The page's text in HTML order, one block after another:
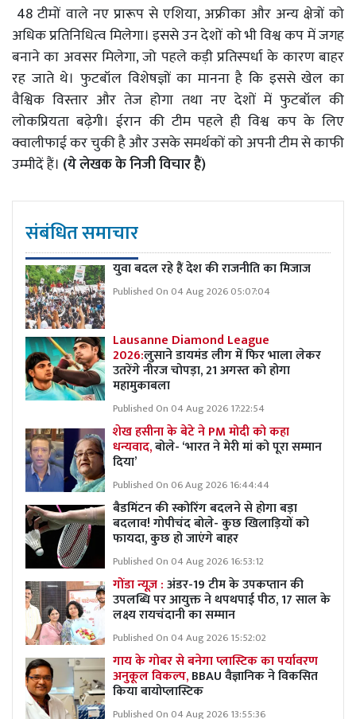
48 टीमों वाले नए प्रारूप से एशिया, अफ्रीका और अन्य क्षेत्रों को
अधिक प्रतिनिधित्व मिलेगा। इससे उन देशों को भी विश्व कप में जगह
बनाने का अवसर मिलेगा, जो पहले कड़ी प्रतिस्पर्धा के कारण बाहर
रह जाते थे। फुटबॉल विशेषज्ञों का मानना है कि इससे खेल का
वैश्विक विस्तार और तेज होगा तथा नए देशों में फुटबॉल की
लोकप्रियता बढ़ेगी। ईरान की टीम पहले ही विश्व कप के लिए
क्वालीफाई कर चुकी है और उसके समर्थकों को अपनी टीम से काफी
उम्मीदें हैं। (ये लेखक के निजी विचार हैं)
संबंधित समाचार
युवा बदल रहे हैं देश की राजनीति का मिजाज
Published On 04 Aug 2026 05:07:04
Lausanne Diamond League
2026:लुसाने डायमंड लीग में फिर भाला लेकर
उतरेंगे नीरज चोपड़ा, 21 अगस्त को होगा
महामुकाबला
Published On 04 Aug 2026 17:22:54
शेख हसीना के बेटे ने PM मोदी को कहा
धन्यवाद,बोले- ‘भारत ने मेरी मां को पूरा सम्मान
दिया’
Published On 06 Aug 2026 16:44:44
बैडमिंटन की स्कोरिंग बदलने से होगा बड़ा
बदलाव! गोपीचंद बोले- कुछ खिलाड़ियों को
फायदा, कुछ हो जाएंगे बाहर
Published On 04 Aug 2026 16:53:12
गोंडा न्यूज़ :अंडर-19 टीम के उपकप्तान की
उपलब्धि पर आयुक्त ने थपथपाई पीठ, 17 साल के
लक्ष्य रायचंदानी का सम्मान
Published On 04 Aug 2026 15:52:02
गाय के गोबर से बनेगा प्लास्टिक का पर्यावरण
अनुकूल विकल्प,BBAU वैज्ञानिक ने विकसित
किया बायोप्लास्टिक
Published On 04 Aug 2026 13:55:36